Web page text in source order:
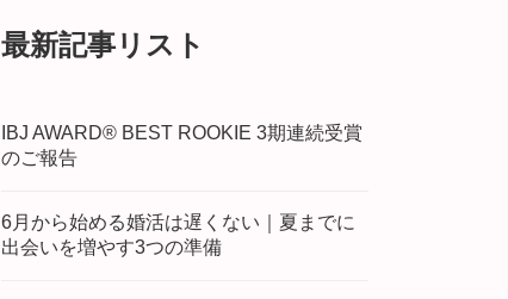
最新記事リスト
IBJ AWARD® BEST ROOKIE 3期連続受賞
のご報告
6月から始める婚活は遅くない｜夏までに
出会いを増やす3つの準備